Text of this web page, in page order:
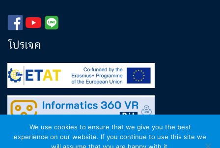
โปรเจค
We use cookies to ensure that we give you the best
experience on our website. If you continue to use this site we